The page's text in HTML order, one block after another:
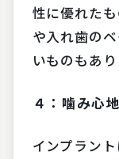
性に優れた
や入れ歯の
いものもあり
４：噛み心
インプラン